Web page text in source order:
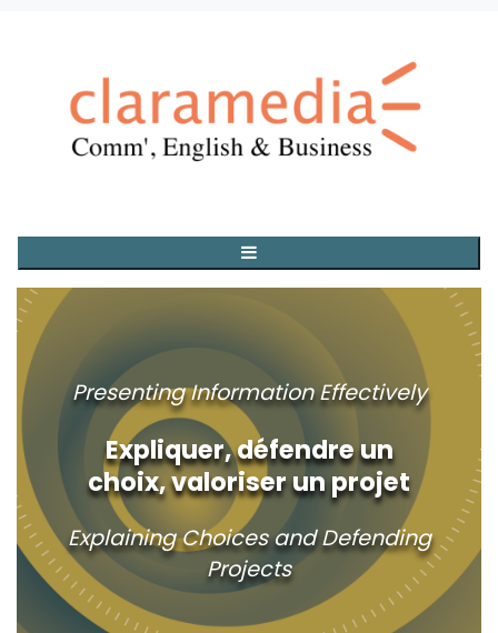
Presenting Information Effectively
Expliquer, défendre un
choix, valoriser un projet
Explaining Choices and Defending
Projects